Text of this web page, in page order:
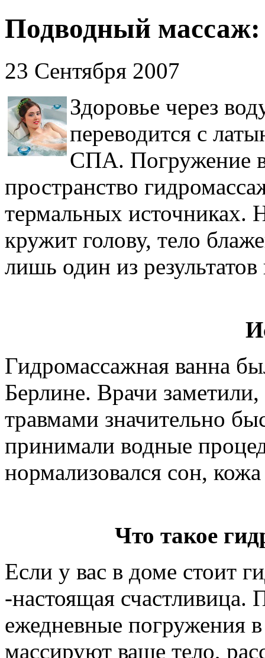
Подводный массаж:
23 Сентября 2007
Здоровье через
переводится с
СПА. Погружение
пространство
термальных источниках.
кружит голову, тело
лишь один из
Гидромассажная ванна
Берлине. Врачи
травмами значительно
принимали водные
нормализовался сон,
Что такое
Если у вас в доме стоит
-настоящая
ежедневные погружения
массируют ваше тело,